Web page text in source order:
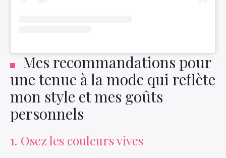
Mes recommandations pour
une tenue à la mode qui reflète
mon style et mes goûts
personnels
1. Osez les couleurs vives